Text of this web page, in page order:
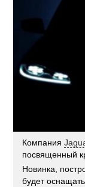
Компания
посвященный
Новинка,
будет